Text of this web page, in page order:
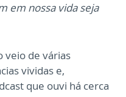
em nossa vida seja
veio de várias
vividas e,
que ouvi há cerca